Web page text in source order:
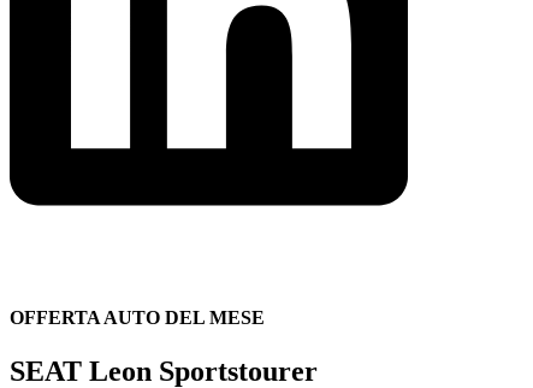
OFFERTA AUTO DEL MESE
SEAT Leon Sportstourer